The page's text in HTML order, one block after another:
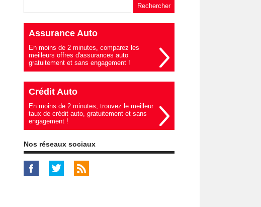
Assurance Auto
En moins de 2 minutes, comparez les
meilleurs offres d'assurances auto
gratuitement et sans engagement !
Crédit Auto
En moins de 2 minutes, trouvez le meilleur
taux de crédit auto, gratuitement et sans
engagement !
Nos réseaux sociaux